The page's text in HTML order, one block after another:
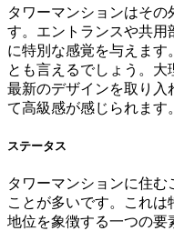
タワーマンションはその
す。エントランスや共用
に特別な感覚を与えま
とも言えるでしょう。大
最新のデザインを取り入
て高級感が感じられます。
ステータス
タワーマンションに住
ことが多いです。これ
地位を象徴する一つの要